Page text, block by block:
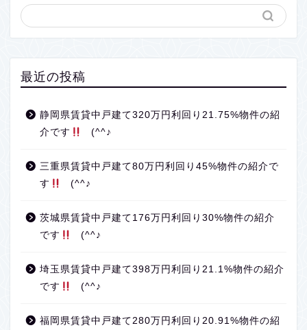
最近の投稿
静岡県賃貸中戸建て320万円利回り21.75%物件の紹
介です
(^^♪
三重県賃貸中戸建て80万円利回り45%物件の紹介で
す
(^^♪
茨城県賃貸中戸建て176万円利回り30%物件の紹介
です
(^^♪
埼玉県賃貸中戸建て398万円利回り21.1%物件の紹介
です
(^^♪
福岡県賃貸中戸建て280万円利回り20.91%物件の紹